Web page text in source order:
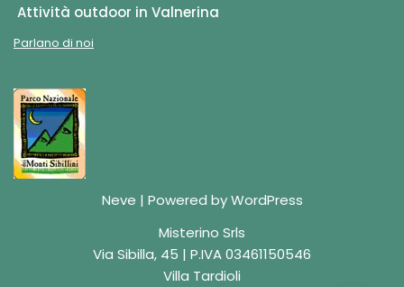
Attività outdoor in Valnerina
Parlano di noi
Neve | Powered byWordPress
Misterino Srls
Via Sibilla, 45 | P.IVA 03461150546
Villa Tardioli